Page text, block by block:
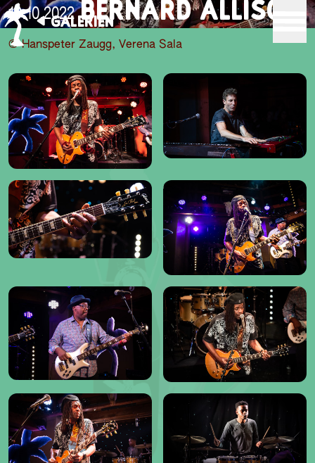
GALERIEN
19.10.2022 BERNARD ALLISON
© Hanspeter Zaugg, Verena Sala